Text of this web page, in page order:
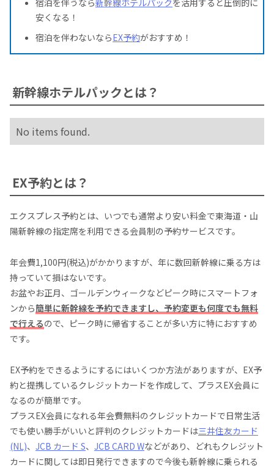
宿泊を伴うなら新幹線ホテルパックを活用すると圧倒的に
安くなる！
宿泊を伴わないならEX予約がおすすめ！
新幹線ホテルパックとは？
No items found.
EX予約とは？
エクスプレス予約とは、いつでも通常より安い料金で東海道・山
陽新幹線の指定席を利用できる会員制の予約サービスです。
年会費1,100円(税込)がかかりますが、年に数回新幹線に乗る方は
持っていて損はないです。
お盆やお正月、ゴールデンウィークなどピーク時にスマートフォ
ンから簡単に新幹線を予約できますし、予約変更も何度でも無料
で行えるので、ピーク時に帰省することが多い方に特におすすめ
です。
EX予約をできるようにするにはいくつか方法がありますが、EX予
約と提携しているクレジットカードを作成して、プラスEX会員に
なるのが簡単です。
プラスEX会員になれる年会費無料のクレジットカードで日常生活
でも使い勝手がいいと評判のクレジットカードは三井住友カード
(NL)、 JCB カード S、 JCB CARD Wなどがあり、どれもクレジット
カードに関しては即日発行できますので今後も新幹線に乗られる